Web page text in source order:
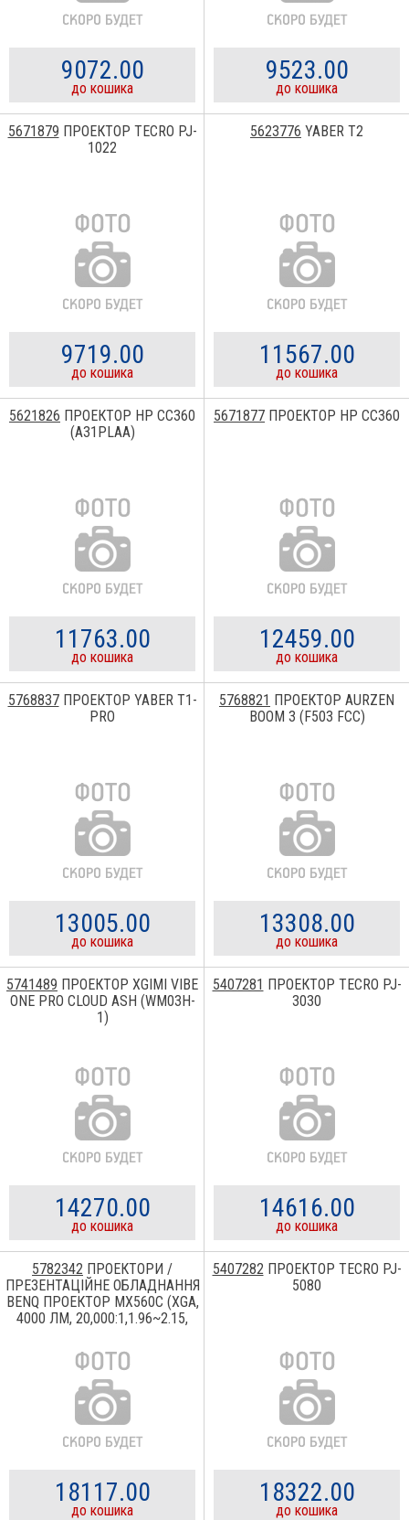
9072.00
до кошика
9523.00
до кошика
5671879 ПРОЕКТОР TECRO PJ-
1022
9719.00
до кошика
5623776 YABER T2
11567.00
до кошика
5621826 ПРОЕКТОР HP CC360
(A31PLAA)
11763.00
до кошика
5671877 ПРОЕКТОР HP CC360
12459.00
до кошика
5768837ПРОЕКТОР YABER T1-
PRO
13005.00
до кошика
5768821 ПРОЕКТОР AURZEN
BOOM 3 (F503 FCC)
13308.00
до кошика
5741489 ПРОЕКТОР XGIMI VIBE
ONE PRO CLOUD ASH (WM03H-
1)
14270.00
до кошика
5407281 ПРОЕКТОР TECRO PJ-
3030
14616.00
до кошика
5782342 ПРОЕКТОРИ /
ПРЕЗЕНТАЦІЙНЕ ОБЛАДНАННЯ
BENQ ПРОЕКТОР MX560C (XGA,
4000 ЛМ, 20,000:1,1.96~2.15,
B,RS232,10W MX560C MX560C
9H.JTE77.1NE
18117.00
до кошика
5407282 ПРОЕКТОР TECRO PJ-
5080
18322.00
до кошика